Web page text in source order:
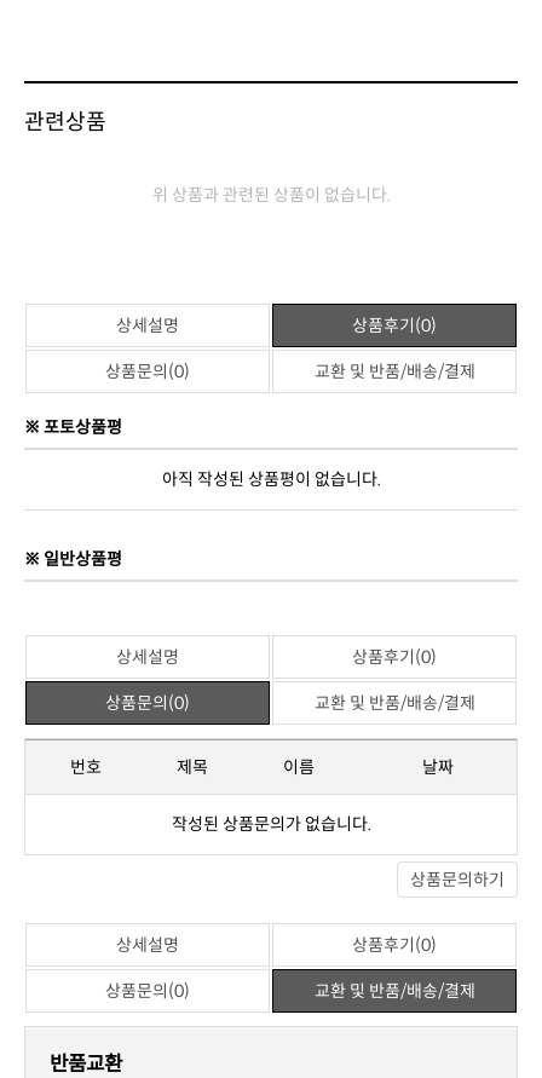
관련상품
위 상품과 관련된 상품이 없습니다.
상세설명 상품후기(0)
상품문의(0) 교환 및 반품/배송/결제
※ 포토상품평
아직 작성된 상품평이 없습니다.
※ 일반상품평
상세설명 상품후기(0)
상품문의(0) 교환 및 반품/배송/결제
번호 제목 이름 날짜
작성된 상품문의가 없습니다.
상품문의하기
상세설명 상품후기(0)
상품문의(0) 교환 및 반품/배송/결제
반품교환